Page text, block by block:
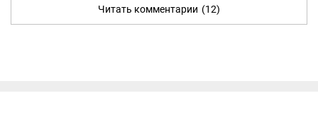
Читать комментарии (12)